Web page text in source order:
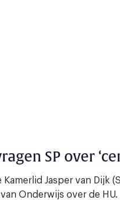
SP over
Kamerlid Jasper van Dijk
Onderwijs over de HU.